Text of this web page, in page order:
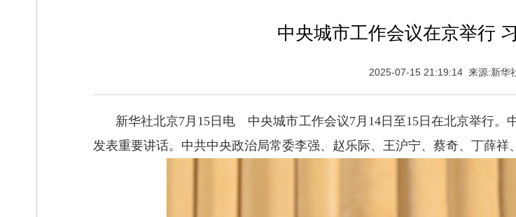
中央城市工作会议在京举行
2025-07-15 21:19:14 来源:新华
新华社北京7月15日电 中央城市工作会议7月14日至15日在北京举行
发表重要讲话。中共中央政治局常委李强、赵乐际、王沪宁、蔡奇、丁薛祥